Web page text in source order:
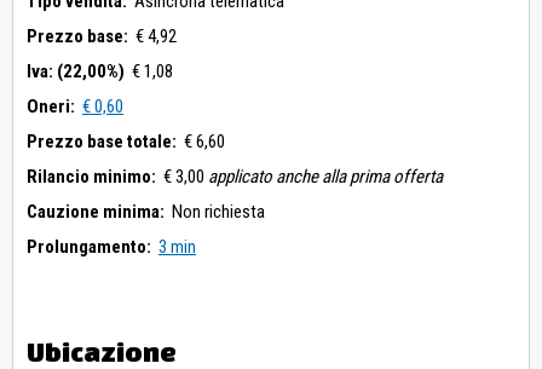
Prezzo base: € 4,92
Iva: (22,00%) € 1,08
Oneri: € 0,60
Prezzo base totale: € 6,60
Rilancio minimo: € 3,00 applicato anche alla prima offerta
Cauzione minima: Non richiesta
Prolungamento: 3 min
Ubicazione